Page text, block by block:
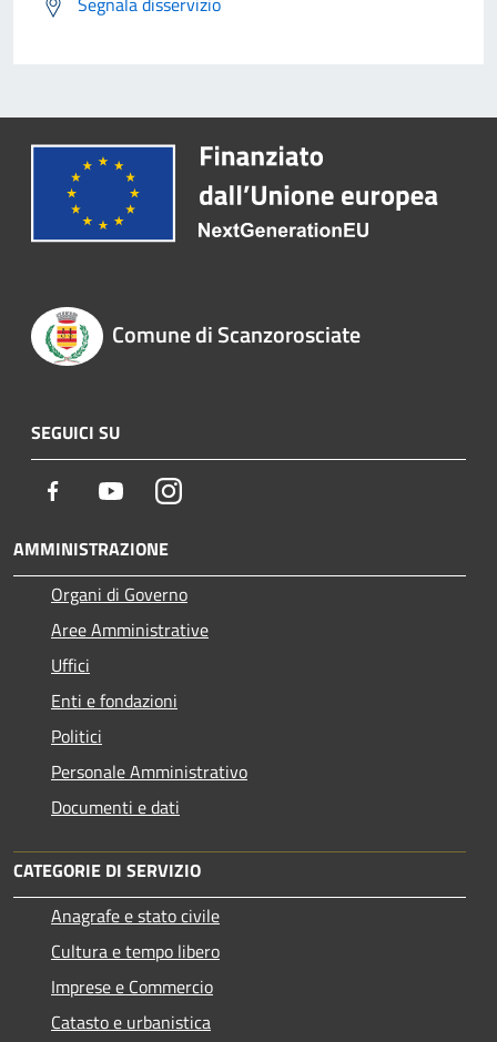
Comune di Scanzorosciate
SEGUICI SU
Facebook YoutubeInstagram
AMMINISTRAZIONE
Organi di Governo
Aree Amministrative
Uffici
Enti e fondazioni
Politici
Personale Amministrativo
Documenti e dati
CATEGORIE DI SERVIZIO
Anagrafe e stato civile
Cultura e tempo libero
Imprese e Commercio
Catasto e urbanistica